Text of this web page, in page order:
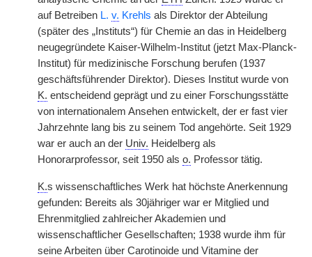
auf Betreiben L. v. Krehls als Direktor der Abteilung
(später des „Instituts“) für Chemie an das in Heidelberg
neugegründete Kaiser-Wilhelm-Institut (jetzt Max-Planck-
Institut) für medizinische Forschung berufen (1937
geschäftsführender Direktor). Dieses Institut wurde von
K. entscheidend geprägt und zu einer Forschungsstätte
von internationalem Ansehen entwickelt, der er fast vier
Jahrzehnte lang bis zu seinem Tod angehörte. Seit 1929
war er auch an der Univ. Heidelberg als
Honorarprofessor, seit 1950 als o. Professor tätig.
K.s wissenschaftliches Werk hat höchste Anerkennung
gefunden: Bereits als 30jähriger war er Mitglied und
Ehrenmitglied zahlreicher Akademien und
wissenschaftlicher Gesellschaften; 1938 wurde ihm für
seine Arbeiten über Carotinoide und Vitamine der